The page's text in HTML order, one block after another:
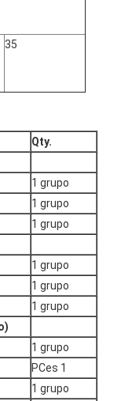
35
Qty.
1 grupo
1 grupo
1 grupo
1 grupo
1 grupo
1 grupo
1 grupo
PCes 1
1 grupo